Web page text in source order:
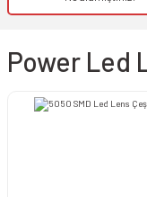
Power Led